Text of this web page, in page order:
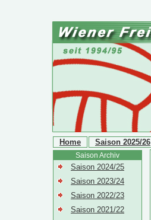
Home Saison 2025/26
Saison Archiv
Saison 2024/25
Saison 2023/24
Saison 2022/23
Saison 2021/22